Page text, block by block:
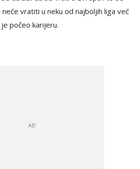
vratiti u neku od najboljih liga već
počeo karijeru.